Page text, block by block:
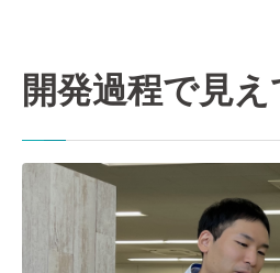
開発過程で見